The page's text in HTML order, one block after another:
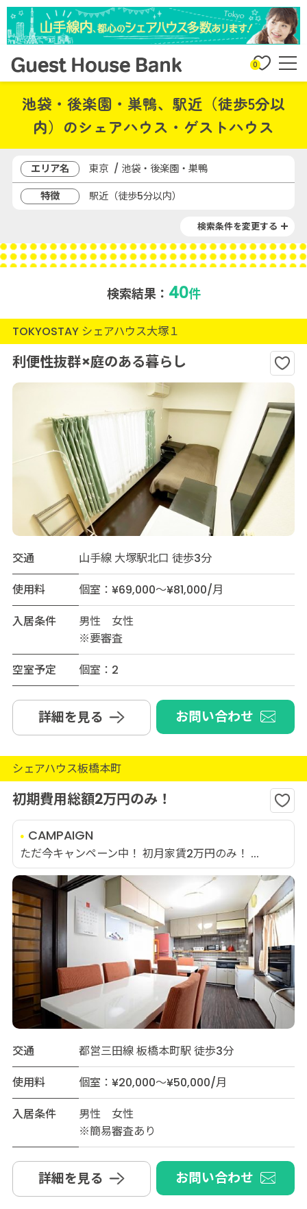
0
池袋・後楽園・巣鴨、駅近（徒歩5分以
内）のシェアハウス・ゲストハウス
エリア名
東京 / 池袋・後楽園・巣鴨
特徴
駅近（徒歩5分以内）
検索条件を変更する
検索結果： 40件
TOKYOSTAY シェアハウス大塚１
利便性抜群×庭のある暮らし
交通
山手線 大塚駅北口 徒歩3分
使用料
個室：¥69,000～¥81,000/月
入居条件
男性 女性
※要審査
空室予定
個室：2
詳細を見る お問い合わせ
シェアハウス板橋本町
初期費用総額2万円のみ！
CAMPAIGN
ただ今キャンペーン中！ 初月家賃2万円のみ！ ...
交通
都営三田線 板橋本町駅 徒歩3分
使用料
個室：¥20,000～¥50,000/月
入居条件
男性 女性
※簡易審査あり
詳細を見る お問い合わせ